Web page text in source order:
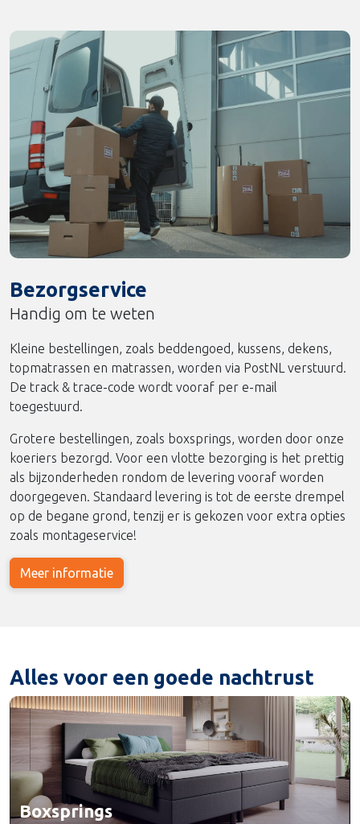
Bezorgservice
Handig om te weten
Kleine bestellingen, zoals beddengoed, kussens, dekens,
topmatrassen en matrassen, worden via PostNL verstuurd.
De track & trace-code wordt vooraf per e-mail
toegestuurd.
Grotere bestellingen, zoals boxsprings, worden door onze
koeriers bezorgd. Voor een vlotte bezorging is het prettig
als bijzonderheden rondom de levering vooraf worden
doorgegeven. Standaard levering is tot de eerste drempel
op de begane grond, tenzij er is gekozen voor extra opties
zoals montageservice!
Meer informatie
Alles voor een goede nachtrust
Boxsprings